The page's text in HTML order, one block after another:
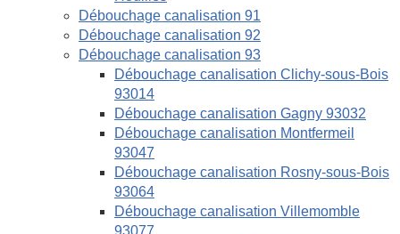
Débouchage canalisation 91
Débouchage canalisation 92
Débouchage canalisation 93
Débouchage canalisation Clichy-sous-Bois
93014
Débouchage canalisation Gagny 93032
Débouchage canalisation Montfermeil
93047
Débouchage canalisation Rosny-sous-Bois
93064
Débouchage canalisation Villemomble
93077